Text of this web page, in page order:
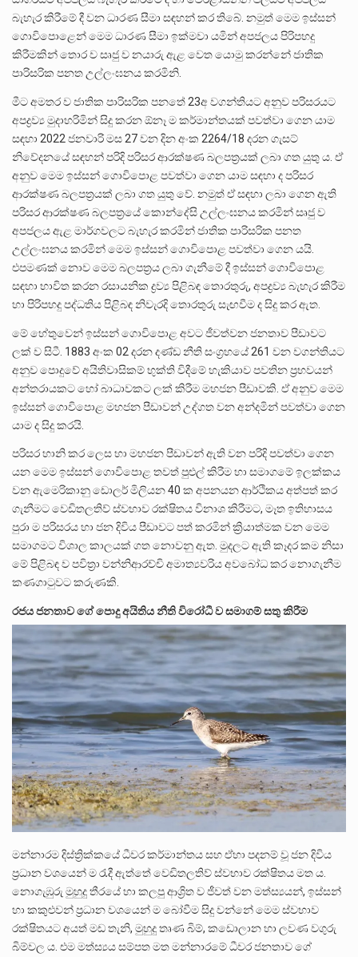
බැහැර කිරීමේ දී වන ධාරණ සීමා සඳහන් කර තිබේ. නමුත් මෙම ඉස්සන්
ගොවිපොළෙන් මෙම ධාරණ සීමා ඉක්මවා යමින් අපජලය පිරිපහදු
කිරීමකින් තොර ව සෘජු ව නයාරු ඇළ වෙත යොමු කරන්නේ ජාතික
පාරිසරික පනත උල්ලංඝනය කරමිනි.
මීට අමතර ව ජාතික පාරිසරික පනතේ 23අ වගන්තියට අනුව පරිසරයට
අපද්‍රව්‍ය මුදාහරිමින් සිදු කරන ඕනෑ ම කර්මාන්තයක් පවත්වා ගෙන යාම
සඳහා 2022 ජනවාරි මස 27 වන දින අංක 2264/18 දරන ගැසට්
නිවේදනයේ සඳහන් පරිදි පරිසර ආරක්ෂණ බලපත්‍රයක් ලබා ගත යුතු ය. ඒ
අනුව මෙම ඉස්සන් ගොවිපොළ පවත්වා ගෙන යාම සඳහා ද පරිසර
ආරක්ෂණ බලපත්‍රයක් ලබා ගත යුතු වේ. නමුත් ඒ සඳහා ලබා ගෙන ඇති
පරිසර ආරක්ෂණ බලපත්‍රයේ කොන්දේසි උල්ලංඝනය කරමින් සෘජු ව
අපජලය ඇළ මාර්ගවලට බැහැර කරමින් ජාතික පාරිසරික පනත
උල්ලංඝනය කරමින් මෙම ඉස්සන් ගොවිපොළ පවත්වා ගෙන යයි.
එපමණක් නොව මෙම බලපත්‍රය ලබා ගැනීමේ දී ඉස්සන් ගොවිපොළ
සඳහා භාවිත කරන රසායනික ද්‍රව්‍ය පිළිබඳ තොරතුරු, අපද්‍රව්‍ය බැහැර කිරීම
හා පිරිපහදු පද්ධතිය පිළිබඳ නිවැරදි තොරතුරු සැඟවීම ද සිදු කර ඇත.
මේ හේතුවෙන් ඉස්සන් ගොවිපොළ අවට ජීවත්වන ජනතාව පීඩාවට
ලක් ව සිටී. 1883 අංක 02 දරන දණ්ඩ නීති සංග්‍රහයේ 261 වන වගන්තියට
අනුව පොදුවේ අයිතිවාසිකම් භුක්ති විදීමේ හැකියාව පවතින ප්‍රභවයන්
අන්තරායකට හෝ බාධාවකට ලක් කිරීම මහජන පීඩාවකි. ඒ අනුව මෙම
ඉස්සන් ගොවිපොළ මහජන පීඩාවන් උද්ගත වන අන්දමින් පවත්වා ගෙන
යාම ද සිදු කරයි.
පරිසර හානි කර ලෙස හා මහජන පීඩාවන් ඇති වන පරිදි පවත්වා ගෙන
යන මෙම ඉස්සන් ගොවිපොළ තවත් පුළුල් කිරීම හා සමාගමේ ඉලක්කය
වන ඇමෙරිකානු ඩොලර් මිලියන 40 ක අපනයන ආර්ථිකය අත්පත් කර
ගැනීමට වෙඩිතලතිව් ස්වභාව රක්ෂිතය විනාශ කිරීමට, මෑත ඉතිහාසය
පුරා ම පරිසරය හා ජන දිවිය පීඩාවට පත් කරමින් ක්‍රියාත්මක වන මෙම
සමාගමට විශාල කාලයක් ගත නොවනු ඇත. මුදලට ඇති කෑදර කම නිසා
මේ පිළිබඳ ව පවිත්‍රා වන්නිආරච්චි අමාත්‍යවරිය අවබෝධ කර නොගැනීම
කණගාටුවට කරුණකි.
රජය ජනතාව ගේ පොදු අයිතිය නීති විරෝධී ව සමාගම් සතු කිරීම
මන්නාරම දිස්ත්‍රික්කයේ ධීවර කර්මාන්තය සහ ඒහා පදනම් වූ ජන දිවිය
ප්‍රධාන වශයෙන් ම රැදී ඇත්තේ වෙඩිතලතිව් ස්වභාව රක්ෂිතය මත ය.
නොගැඹුරු මුහුදු තීරයේ හා කලපු ආශ්‍රිත ව ජීවත් වන මත්ස්‍යයන්, ඉස්සන්
හා කකුළුවන් ප්‍රධාන වශයෙන් ම බෝවීම සිදු වන්නේ මෙම ස්වභාව
රක්ෂිතයට අයත් මඩ තැනි, මුහුදු තෘණ බිම්, කඩොලාන හා ලවණ වගුරු
බිම්වල ය. එම මත්ස්‍යය සම්පත මත මන්නාරමේ ධීවර ජනතාව ගේ